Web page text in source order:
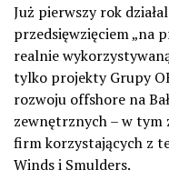
Już pierwszy rok
przedsięwzięciem „na
realnie
tylko projekty Grupy
rozwoju offshore na
zewnętrznych – w tym
firm korzystających z
Winds i Smulders.